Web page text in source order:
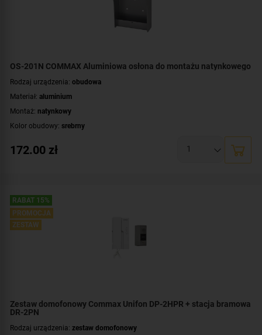
OS-201N COMMAX Aluminiowa osłona do montażu natynkowego
Rodzaj urządzenia: obudowa
Materiał: aluminium
Montaż: natynkowy
Kolor obudowy: srebrny
172.00 zł
RABAT 15%
Zestaw domofonowy Commax Unifon DP-2HPR + stacja bramowa
DR-2PN
PROMOCJA
ZESTAW
Rodzaj urządzenia: zestaw domofonowy